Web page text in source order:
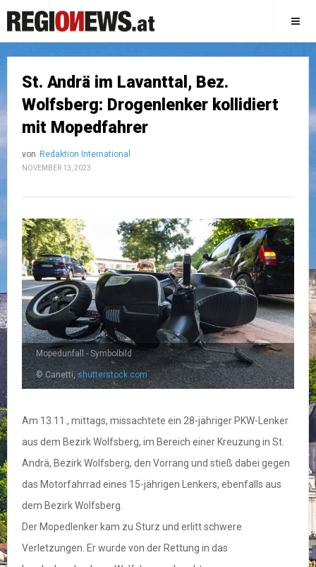
St. Andrä im Lavanttal, Bez.
Wolfsberg: Drogenlenker kollidiert
mit Mopedfahrer
von Redaktion International
NOVEMBER 13, 2023
Mopedunfall - Symbolbild
© Canetti,shutterstock.com
Am 13.11., mittags, missachtete ein 28-jähriger PKW-Lenker
aus dem Bezirk Wolfsberg, im Bereich einer Kreuzung in St.
Andrä, Bezirk Wolfsberg, den Vorrang und stieß dabei gegen
das Motorfahrrad eines 15-jährigen Lenkers, ebenfalls aus
dem Bezirk Wolfsberg.
Der Mopedlenker kam zu Sturz und erlitt schwere
Verletzungen. Er wurde von der Rettung in das